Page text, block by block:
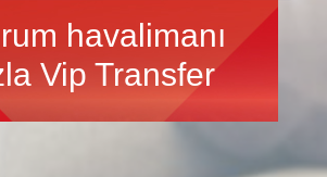
havalimanı
Vip Transfer